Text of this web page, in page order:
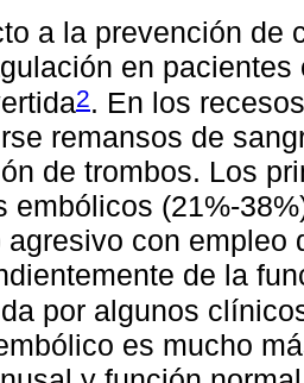
a la prevención de
en
2. En los
remansos de
de trombos. Los
embólicos (21%-
agresivo con empleo
de la
por algunos
es mucho